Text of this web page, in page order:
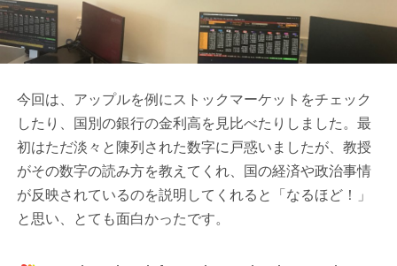
今回は、アップルを例にストックマーケットをチェック
したり、国別の銀行の金利高を見比べたりしました。最
初はただ淡々と陳列された数字に戸惑いましたが、教授
がその数字の読み方を教えてくれ、国の経済や政治事情
が反映されているのを説明してくれると「なるほど！」
と思い、とても面白かったです。